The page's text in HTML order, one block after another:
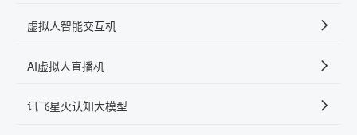
虚拟人智能交互机
AI虚拟人直播机
讯飞星火认知大模型